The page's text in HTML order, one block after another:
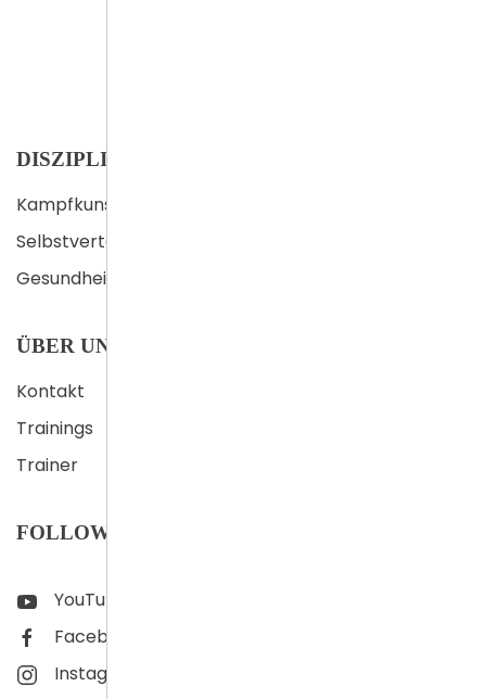
DISZIPLINEN
Kampfkunst
Selbstverteidigung
Gesundheit
ÜBER UNS
Kontakt
Trainings
Trainer
FOLLOW US
YouTube
Facebook
Instagram